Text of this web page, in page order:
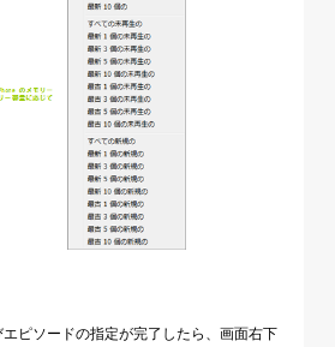
ピソードの指定が完了したら、画面右下